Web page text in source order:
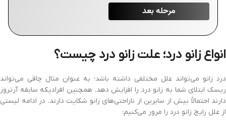
انواع زانو درد؛ علت زانو درد چیست؟
درد زانو می‌تواند علل مختلفی داشته باشد؛ به عنوان مثال چاقی می‌تواند
ریسک ابتلای شما به زانو درد را افزایش دهد. همچنین افرادیکه سابقه آرتروز
دارند احتمالاً بیش از سایرین از ناراحتی‌های زانو شکایت دارند. در ادامه لیستی
از علل رایج زانو درد را مرور می‌کنیم: